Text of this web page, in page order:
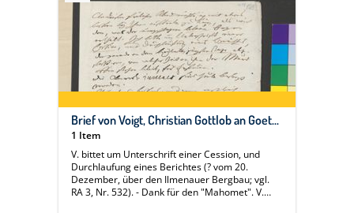
Brief von Voigt, Christian Gottlob an Goethe, Johann Wolfgang von, Weimar, 24. Dezember 1799
1 Item
V. bittet um Unterschrift einer Cession, und
Durchlaufung eines Berichtes (? vom 20.
Dezember, über den Ilmenauer Bergbau; vgl.
RA 3, Nr. 532). - Dank für den "Mahomet". V.